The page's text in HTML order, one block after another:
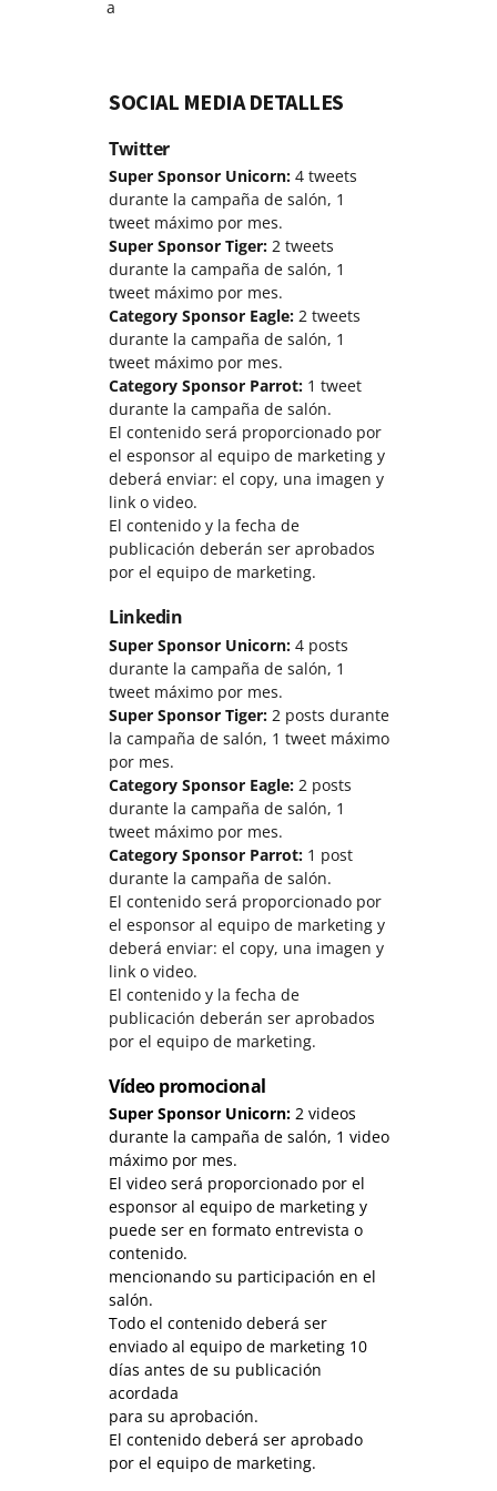
a
SOCIAL MEDIA DETALLES
Twitter
Super Sponsor Unicorn: 4 tweets
durante la campaña de salón, 1
tweet máximo por mes.
Super Sponsor Tiger: 2 tweets
durante la campaña de salón, 1
tweet máximo por mes.
Category Sponsor Eagle: 2 tweets
durante la campaña de salón, 1
tweet máximo por mes.
Category Sponsor Parrot: 1 tweet
durante la campaña de salón.
El contenido será proporcionado por
el esponsor al equipo de marketing y
deberá enviar: el copy, una imagen y
link o video.
El contenido y la fecha de
publicación deberán ser aprobados
por el equipo de marketing.
Linkedin
Super Sponsor Unicorn: 4 posts
durante la campaña de salón, 1
tweet máximo por mes.
Super Sponsor Tiger: 2 posts durante
la campaña de salón, 1 tweet máximo
por mes.
Category Sponsor Eagle: 2 posts
durante la campaña de salón, 1
tweet máximo por mes.
Category Sponsor Parrot: 1 post
durante la campaña de salón.
El contenido será proporcionado por
el esponsor al equipo de marketing y
deberá enviar: el copy, una imagen y
link o video.
El contenido y la fecha de
publicación deberán ser aprobados
por el equipo de marketing.
Vídeo promocional
Super Sponsor Unicorn: 2 videos
durante la campaña de salón, 1 video
máximo por mes.
El video será proporcionado por el
esponsor al equipo de marketing y
puede ser en formato entrevista o
contenido.
mencionando su participación en el
salón.
Todo el contenido deberá ser
enviado al equipo de marketing 10
días antes de su publicación
acordada
para su aprobación.
El contenido deberá ser aprobado
por el equipo de marketing.